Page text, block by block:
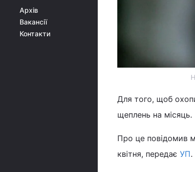
Архів
Вакансії
Контакти
Для того, щоб
щеплень на місяць.
Про це повідомив
квітня, передає УП.